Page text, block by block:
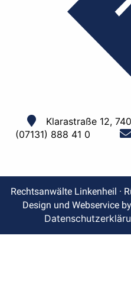
Klarastraße 12,
(07131) 888 41 0
Rechtsanwälte Linkenheil ·
Design und Webservice by